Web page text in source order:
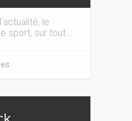
le
sport, sur tout...